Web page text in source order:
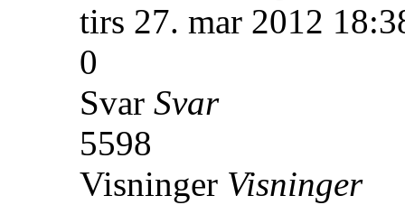
tirs 27. mar 2012
0
Svar Svar
5598
Visninger Visninger